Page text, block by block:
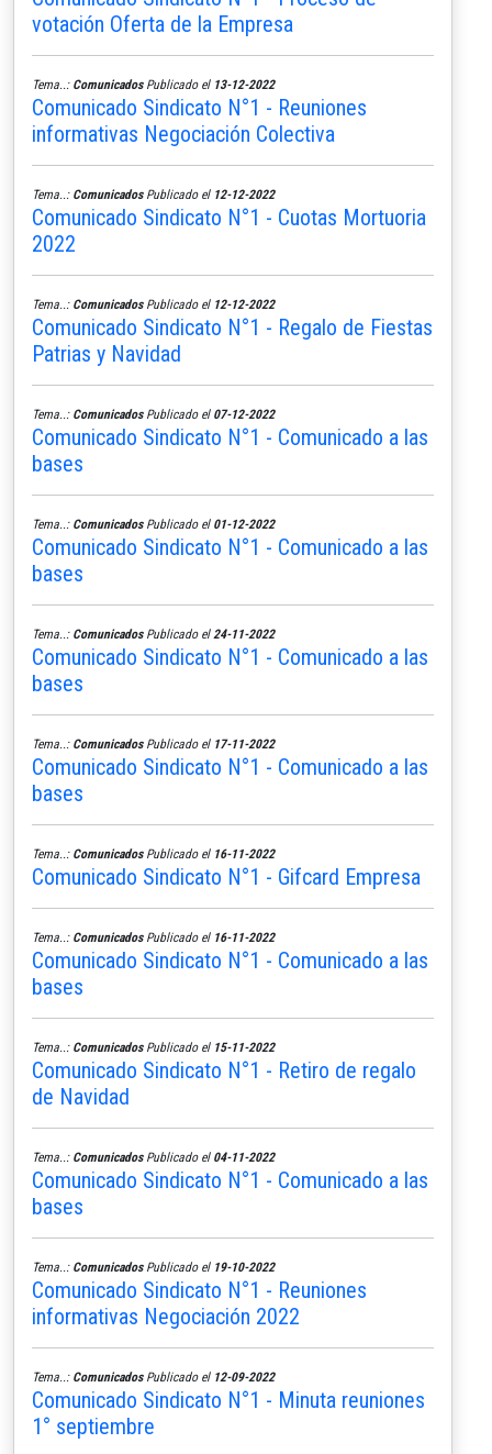
votación Oferta de la Empresa
Tema..: ComunicadosPublicado el 13-12-2022
Comunicado Sindicato N°1 - Reuniones
informativas Negociación Colectiva
Tema..: ComunicadosPublicado el 12-12-2022
Comunicado Sindicato N°1 - Cuotas Mortuoria
2022
Tema..: ComunicadosPublicado el 12-12-2022
Comunicado Sindicato N°1 - Regalo de Fiestas
Patrias y Navidad
Tema..: ComunicadosPublicado el 07-12-2022
Comunicado Sindicato N°1 - Comunicado a las
bases
Tema..: ComunicadosPublicado el 01-12-2022
Comunicado Sindicato N°1 - Comunicado a las
bases
Tema..: ComunicadosPublicado el 24-11-2022
Comunicado Sindicato N°1 - Comunicado a las
bases
Tema..: ComunicadosPublicado el 17-11-2022
Comunicado Sindicato N°1 - Comunicado a las
bases
Tema..: ComunicadosPublicado el 16-11-2022
Comunicado Sindicato N°1 - Gifcard Empresa
Tema..: ComunicadosPublicado el 16-11-2022
Comunicado Sindicato N°1 - Comunicado a las
bases
Tema..: ComunicadosPublicado el 15-11-2022
Comunicado Sindicato N°1 - Retiro de regalo
de Navidad
Tema..: ComunicadosPublicado el 04-11-2022
Comunicado Sindicato N°1 - Comunicado a las
bases
Tema..: ComunicadosPublicado el 19-10-2022
Comunicado Sindicato N°1 - Reuniones
informativas Negociación 2022
Tema..: ComunicadosPublicado el 12-09-2022
Comunicado Sindicato N°1 - Minuta reuniones
1° septiembre